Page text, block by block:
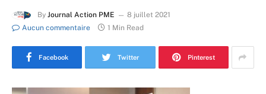
By Journal Action PME
8 juillet 2021
Aucun commentaire
1 Min Read
Facebook Twitter Pinterest